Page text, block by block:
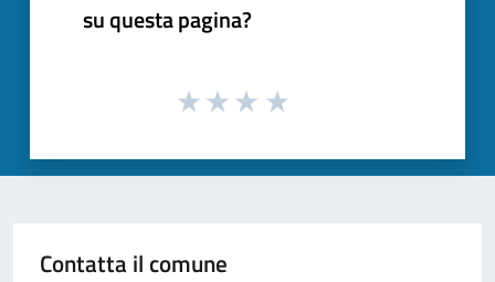
su questa pagina?
Contatta il comune